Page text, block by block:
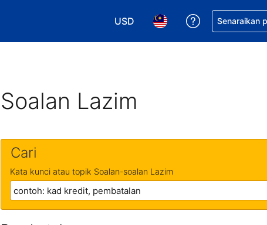
USD
Pilih mata wang anda. Mata
Pilih bahasa anda.
Dapatkan
Senaraikan
Soalan Lazim
Cari
Kata kunci atau topik Soalan-soalan Lazim